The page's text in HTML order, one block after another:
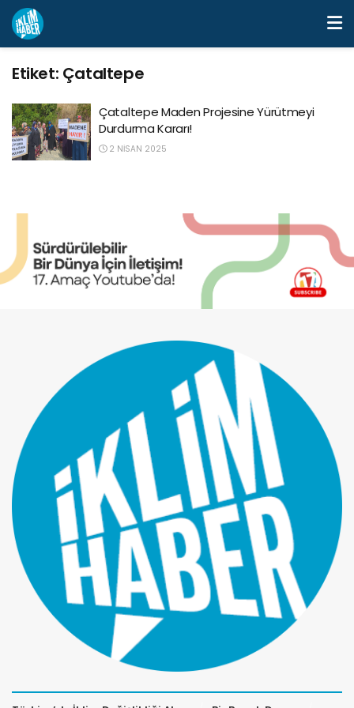
Etiket: Çataltepe
Çataltepe Maden Projesine Yürütmeyi
Durdurma Kararı!
2 NISAN 2025